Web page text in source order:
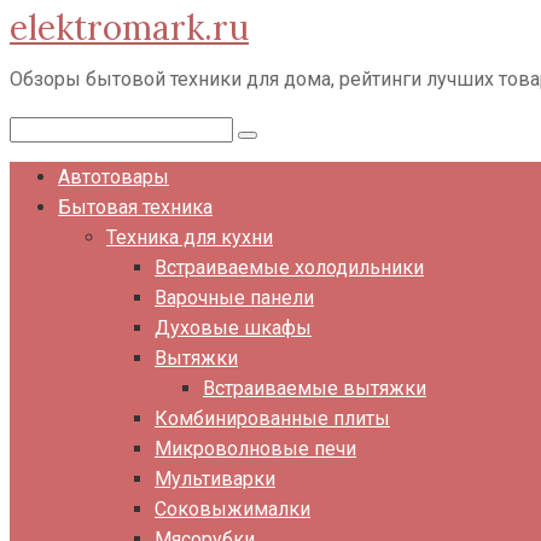
Перейти
к
контенту
elektromark.ru
Обзоры бытовой техники для дома, рейтинги лучших
Автотовары
Бытовая техника
Техника для кухни
Встраиваемые холодильники
Варочные панели
Духовые шкафы
Вытяжки
Встраиваемые вытяжки
Комбинированные плиты
Микроволновые печи
Мультиварки
Соковыжималки